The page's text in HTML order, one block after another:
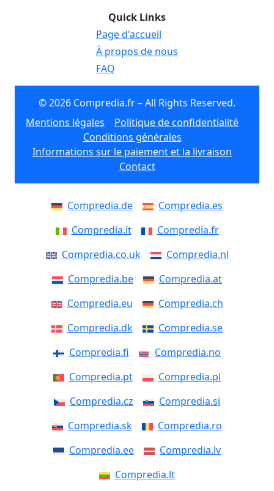
Quick Links
Page d'accueil
À propos de nous
FAQ
© 2026 Compredia.fr – All Rights Reserved.
Mentions légales
Politique de confidentialité
Conditions générales
Informations sur le paiement et la livraison
Contact
Compredia.de
Compredia.es
Compredia.it
Compredia.fr
Compredia.co.uk
Compredia.nl
Compredia.be
Compredia.at
Compredia.eu
Compredia.ch
Compredia.dk
Compredia.se
Compredia.fi
Compredia.no
Compredia.pt
Compredia.pl
Compredia.cz
Compredia.si
Compredia.sk
Compredia.ro
Compredia.ee
Compredia.lv
Compredia.lt